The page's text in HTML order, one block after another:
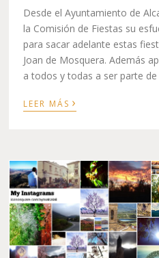
Desde el Ayuntamiento de
la Comisión de Fiestas su
para sacar adelante estas
Joan de Mosquera. Además
a todos y todas a ser parte de
LEER MÁS ›